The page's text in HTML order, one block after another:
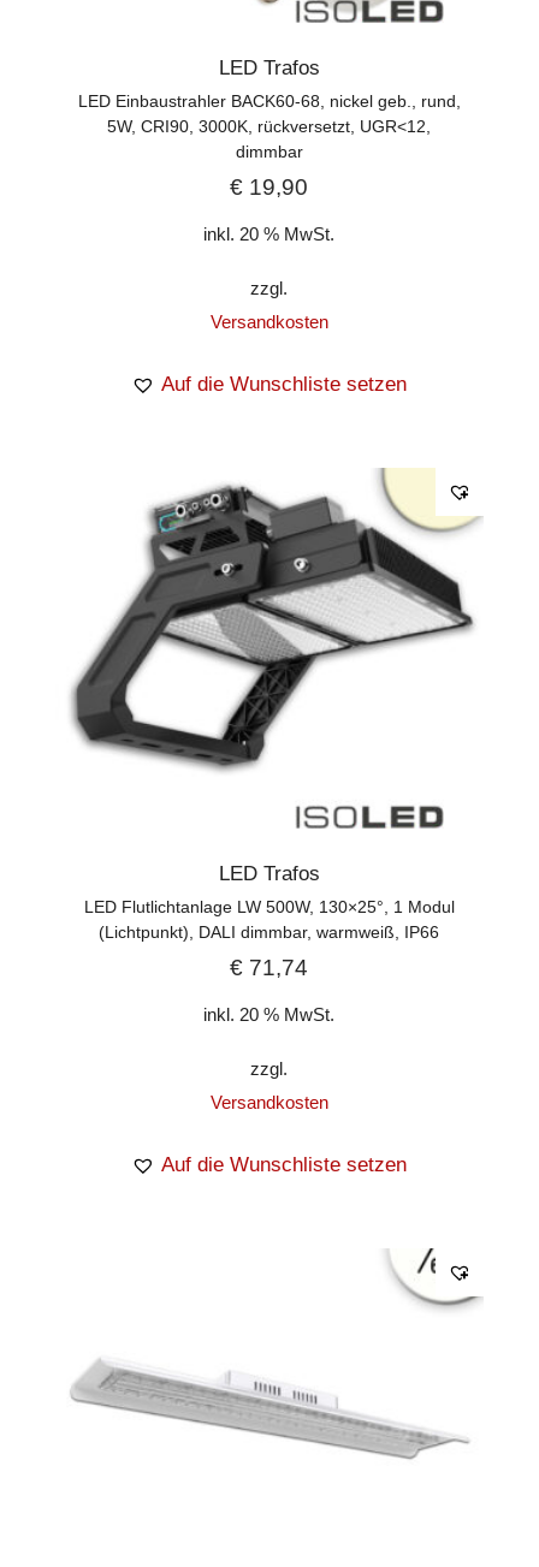
LED Trafos
LED Einbaustrahler BACK60-68, nickel geb., rund,
5W, CRI90, 3000K, rückversetzt, UGR<12,
dimmbar
€ 19,90
inkl. 20 % MwSt.
zzgl.
Versandkosten
Auf die Wunschliste setzen
LED Trafos
LED Flutlichtanlage LW 500W, 130×25°, 1 Modul
(Lichtpunkt), DALI dimmbar, warmweiß, IP66
€ 71,74
inkl. 20 % MwSt.
zzgl.
Versandkosten
Auf die Wunschliste setzen